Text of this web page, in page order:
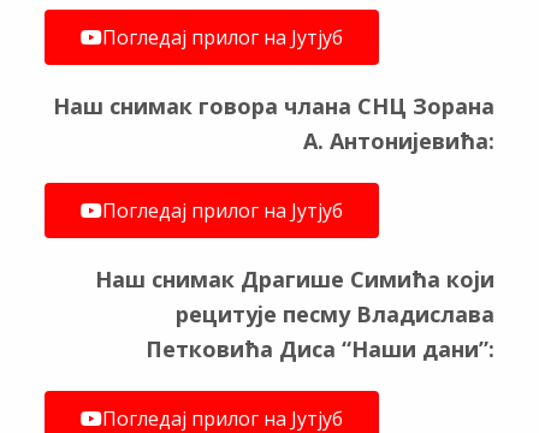
Погледај прилог на Јутјуб
Наш снимак говора члана СНЦ Зорана
А. Антонијевића:
Погледај прилог на Јутјуб
Наш снимак Драгише Симића који
рецитује песму Владислава
Петковића Диса “Наши дани”:
Погледај прилог на Јутјуб